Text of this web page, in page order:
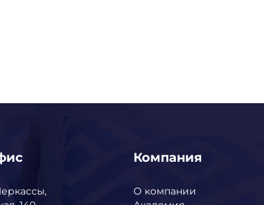
Компания
О компании